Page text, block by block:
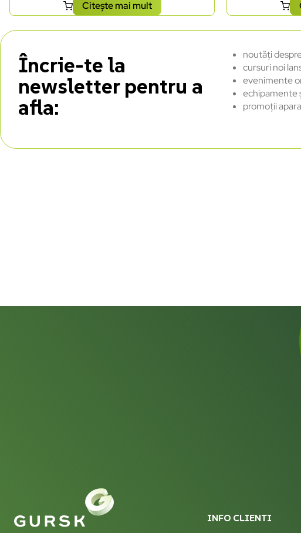
Citește mai mult
Încrie-te la
newsletter pentru a
afla:
noutăți
cursuri noi
evenimente
echipamente
promoții
INFO CLIENTI